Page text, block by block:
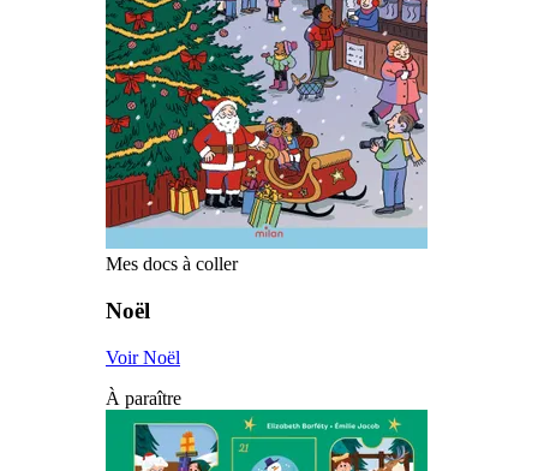
Mes docs à coller
Noël
Voir Noël
À paraître